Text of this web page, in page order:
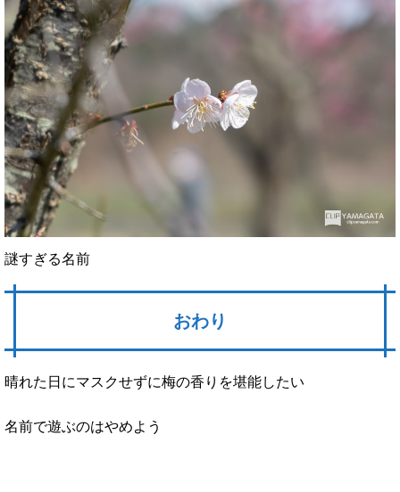
謎すぎる名前
おわり
晴れた日にマスクせずに梅の香りを堪能したい
名前で遊ぶのはやめよう